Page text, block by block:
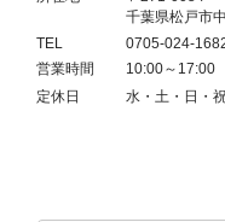
千葉県松戸市
TEL
0705-024-
営業時間
10:00～17:00
定休日
水・土・日・